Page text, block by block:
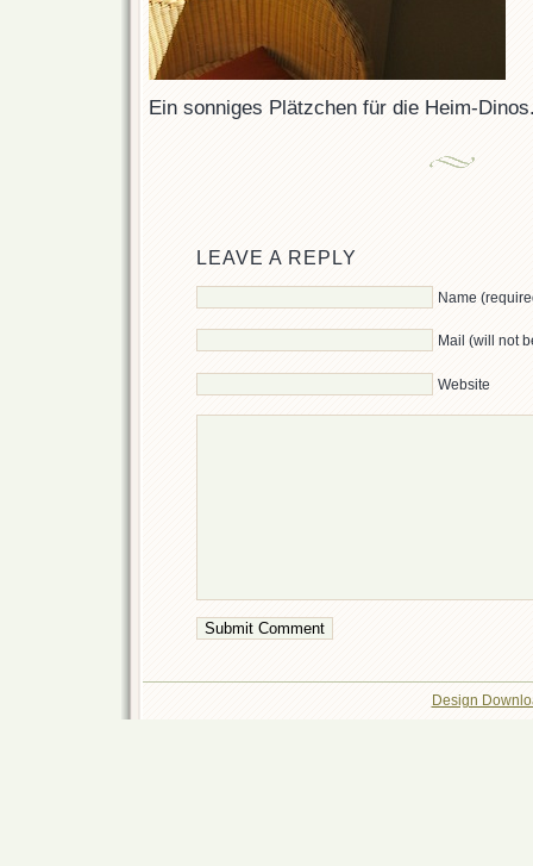
Ein sonniges Plätzchen für die Heim-
LEAVE A REPLY
Name
Mail (will not
Website
Design